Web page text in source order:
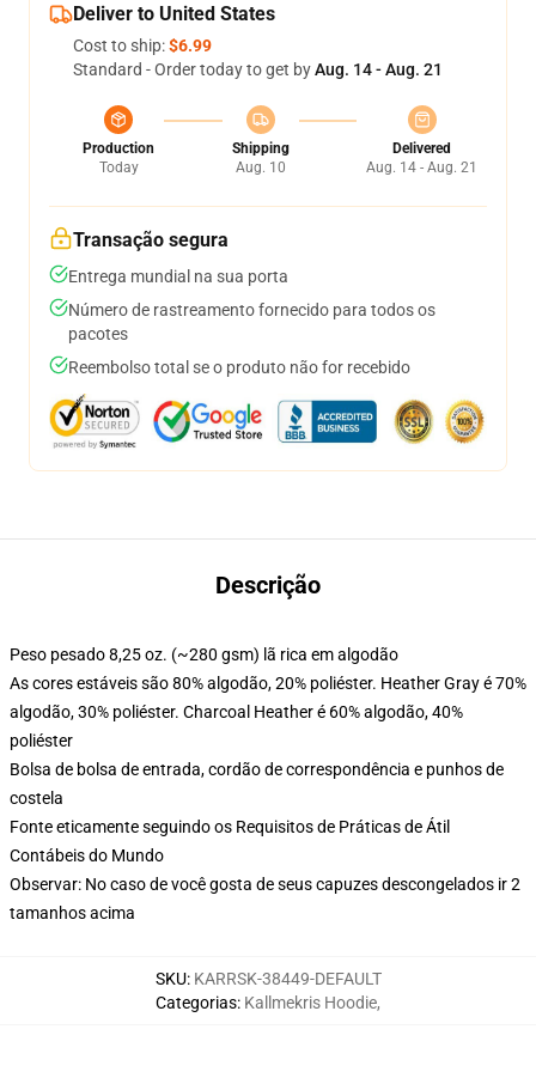
Deliver to United States
Cost to ship:$6.99
Standard - Order today to get byAug. 14 - Aug. 21
Production
Today
Shipping
Aug. 10
Delivered
Aug. 14 - Aug. 21
Transação segura
Entrega mundial na sua porta
Número de rastreamento fornecido para todos os
pacotes
Reembolso total se o produto não for recebido
Descrição
Peso pesado 8,25 oz. (~280 gsm) lã rica em algodão
As cores estáveis são 80% algodão, 20% poliéster. Heather Gray é 70%
algodão, 30% poliéster. Charcoal Heather é 60% algodão, 40%
poliéster
Bolsa de bolsa de entrada, cordão de correspondência e punhos de
costela
Fonte eticamente seguindo os Requisitos de Práticas de Átil
Contábeis do Mundo
Observar: No caso de você gosta de seus capuzes descongelados ir 2
tamanhos acima
SKU: KARRSK-38449-DEFAULT
Categorias: Kallmekris Hoodie,